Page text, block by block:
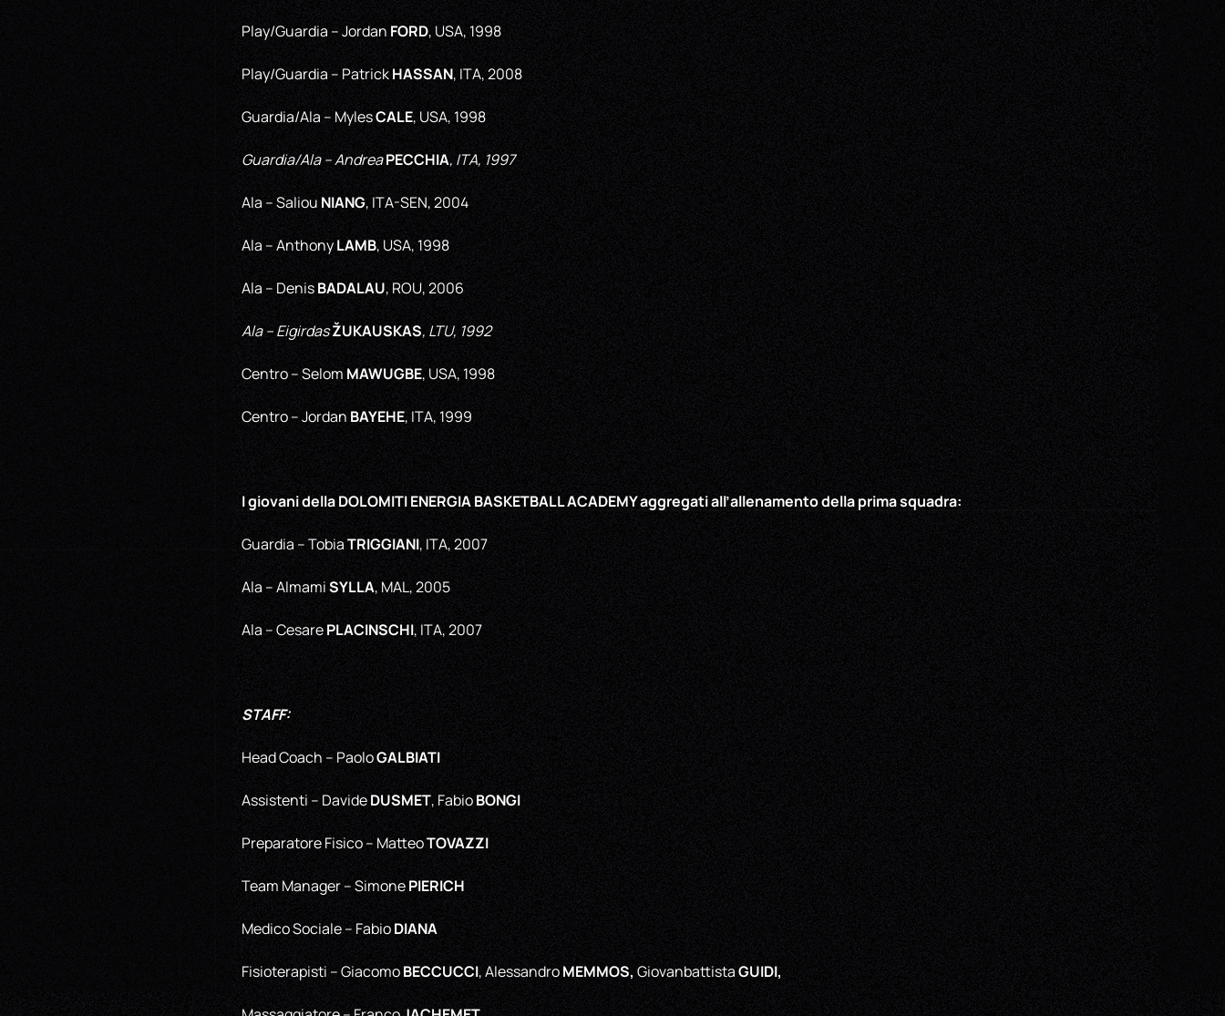
Play/Guardia – JordanFORD, USA, 1998
Play/Guardia – PatrickHASSAN, ITA, 2008
Guardia/Ala – MylesCALE, USA, 1998
Guardia/Ala – Andrea PECCHIA, ITA, 1997
Ala – Saliou NIANG, ITA-SEN, 2004
Ala – AnthonyLAMB, USA, 1998
Ala – DenisBADALAU, ROU, 2006
Ala – EigirdasŽUKAUSKAS, LTU, 1992
Centro – Selom MAWUGBE, USA, 1998
Centro – Jordan BAYEHE, ITA, 1999
I giovani della DOLOMITI ENERGIA BASKETBALL ACADEMY aggregati all’allenamento della prima squadra:
Guardia – TobiaTRIGGIANI, ITA, 2007
Ala – AlmamiSYLLA, MAL, 2005
Ala – CesarePLACINSCHI, ITA, 2007
STAFF:
Head Coach – PaoloGALBIATI
Assistenti – DavideDUSMET, FabioBONGI
Preparatore Fisico – MatteoTOVAZZI
Team Manager – SimonePIERICH
Medico Sociale – FabioDIANA
Fisioterapisti – GiacomoBECCUCCI, AlessandroMEMMOS, GiovanbattistaGUIDI,